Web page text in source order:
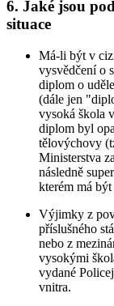
6. Jaké jsou
situace
Má-li být v
vysvědčení o
diplom o
(dále jen
vysoká škola
diplom byl
tělovýchovy
Ministerstva
následně
kterém má
Výjimky z
příslušného
nebo z
vysokými
vydané
vnitra.